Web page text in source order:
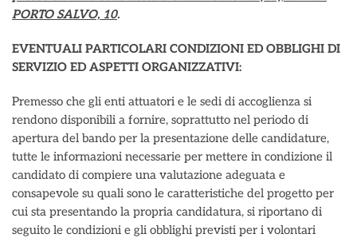
PORTO SALVO, 10.
EVENTUALI PARTICOLARI CONDIZIONI ED OBBLIGHI DI
SERVIZIO ED ASPETTI ORGANIZZATIVI:
Premesso che gli enti attuatori e le sedi di accoglienza si
rendono disponibili a fornire, soprattutto nel periodo di
apertura del bando per la presentazione delle candidature,
tutte le informazioni necessarie per mettere in condizione il
candidato di compiere una valutazione adeguata e
consapevole su quali sono le caratteristiche del progetto per
cui sta presentando la propria candidatura, si riportano di
seguito le condizioni e gli obblighi previsti per i volontari